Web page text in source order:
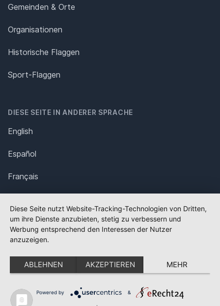
Gemeinden & Orte
Organisationen
Historische Flaggen
Sport-Flaggen
DIESE SEITE IN ANDERER SPRACHE
English
Español
Français
Polska
Português
Nederlands
Svenska
Diese Seite nutzt Website-Tracking-Technologien von Dritten,
um ihre Dienste anzubieten, stetig zu verbessern und
Werbung entsprechend den Interessen der Nutzer
anzuzeigen.
ABLEHNEN AKZEPTIEREN MEHR
Powered by &